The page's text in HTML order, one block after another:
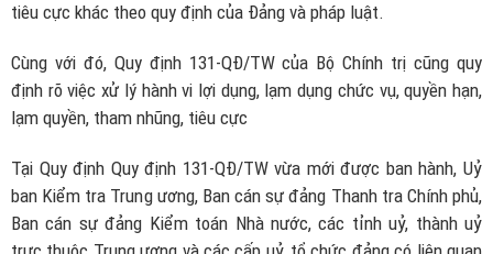
tiêu cực khác theo quy định của Đảng và pháp luật.
Cùng với đó, Quy định 131-QĐ/TW của Bộ Chính trị cũng quy
định rõ việc xử lý hành vi lợi dụng, lạm dụng chức vụ, quyền hạn,
lạm quyền, tham nhũng, tiêu cực
Tại Quy định Quy định 131-QĐ/TW vừa mới được ban hành, Uỷ
ban Kiểm tra Trung ương, Ban cán sự đảng Thanh tra Chính phủ,
Ban cán sự đảng Kiểm toán Nhà nước, các tỉnh uỷ, thành uỷ